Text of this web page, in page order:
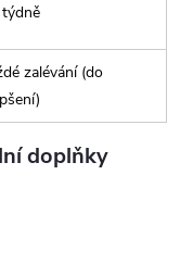
zalévání (do
doplňky